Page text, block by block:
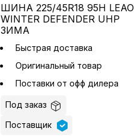
ШИНА 225/45R18 95H LEAO
WINTER DEFENDER UHP
ЗИМА
Быстрая доставка
Оригинальный товар
Поставки от офф дилера
Под заказ
Поставщик